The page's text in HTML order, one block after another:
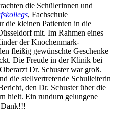
die Schülerinnen und
, Fachschule
die kleinen Patienten in die
mit. Im Rahmen eines
der Knochenmark-
fleißig gewünschte Geschenke
Die Freude in der Klinik bei
Dr. Schuster war groß.
die stellvertretende Schulleiterin
den Dr. Schuster über die
hielt. Ein rundum gelungene